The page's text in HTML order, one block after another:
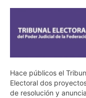
Hace públicos el
Electoral dos
de resolución y